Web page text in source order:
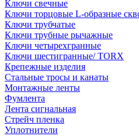
Ключи свечные
Ключи торцовые L-образные
Ключи трубчатые
Ключи трубные рычажные
Ключи четырехгранные
Ключи шестигранные/ TORX
Крепежные изделия
Стальные тросы и канаты
Монтажные ленты
Фумлента
Лента сигнальная
Стрейч пленка
Уплотнители